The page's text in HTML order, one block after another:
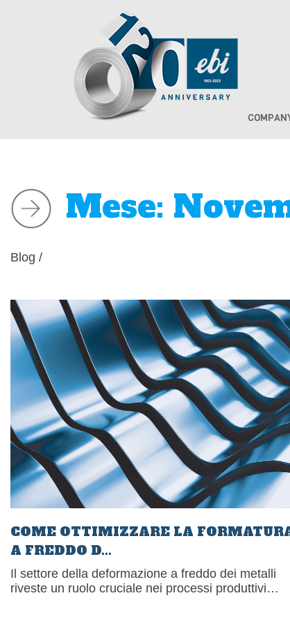
Mese:
Blog /
COME OTTIMIZZARE LA
A FREDDO D...
Il settore della deformazione a freddo dei metalli
riveste un ruolo cruciale nei processi produttivi